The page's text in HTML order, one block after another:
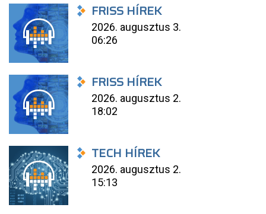
FRISS HÍREK
2026. augusztus 3.
06:26
FRISS HÍREK
2026. augusztus 2.
18:02
TECH HÍREK
2026. augusztus 2.
15:13